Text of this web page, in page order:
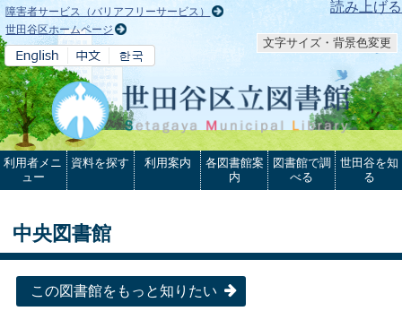
本文へ 読み上げる
障害者サービス（バリアフリーサービス）
世田谷区ホームページ
文字サイズ・背景色変更
利用者メニ
ュー
資料を探す 利用案内
各図書館案
内
図書館で調
べる
世田谷を知
る
中央図書館
この図書館をもっと知りたい